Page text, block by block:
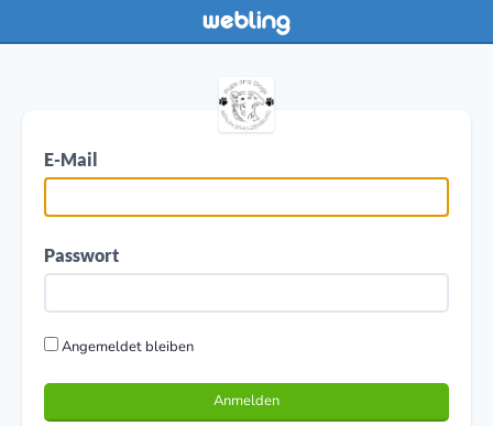
E-Mail
Passwort
Angemeldet bleiben
Anmelden